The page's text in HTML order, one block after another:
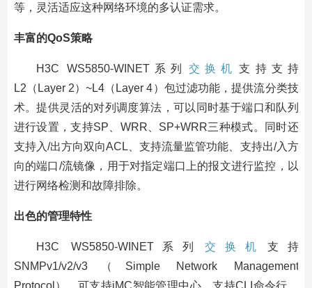
等，灵活适应这种网络环境的多认证需求。
丰富的QoS策略
H3C WS5850-WINET系列 交换机
支持支持
L2（Layer 2）~L4（Layer 4）包过滤功能，提供流分类技
术。提供灵活的对列调度算法，可以同时基于端口和队列
进行设置，支持SP、WRR、SP+WRR三种模式。同时还
支持入/出方向双向ACL、支持流量监管功能、支持出/入方
向的端口/流镜像，用于对指定端口上的报文进行监控，以
进行网络检测和故障排除。
出色的管理特性
H3C WS5850-WINET系列 交换机
支持
SNMPv1/v2/v3（Simple Network Management
Protocol），可支持iMC智能管理中心。支持CLI命令行，